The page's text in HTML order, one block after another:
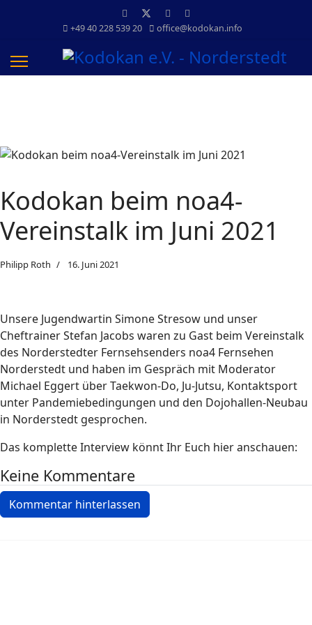
+49 40 228 539 20 office@kodokan.info
Kodokan beim noa4-
Vereinstalk im Juni 2021
Philipp Roth 16. Juni 2021
Unsere Jugendwartin Simone Stresow und unser
Cheftrainer Stefan Jacobs waren zu Gast beim Vereinstalk
des Norderstedter Fernsehsenders noa4 Fernsehen
Norderstedt und haben im Gespräch mit Moderator
Michael Eggert über Taekwon-Do, Ju-Jutsu, Kontaktsport
unter Pandemiebedingungen und den Dojohallen-Neubau
in Norderstedt gesprochen.
Das komplette Interview könnt Ihr Euch hier anschauen:
Keine Kommentare
Kommentar hinterlassen